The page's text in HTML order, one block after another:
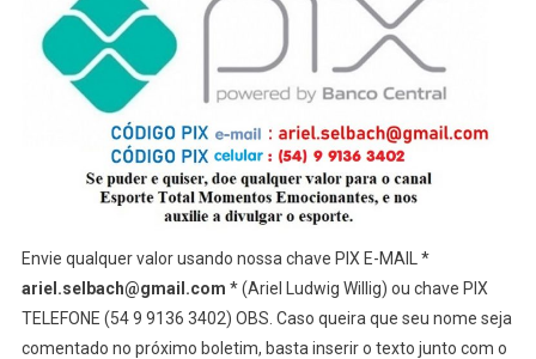
Envie qualquer valor usando nossa chave PIX E-MAIL *
ariel.selbach@gmail.com * (Ariel Ludwig Willig) ou chave PIX
TELEFONE (54 9 9136 3402) OBS. Caso queira que seu nome seja
comentado no próximo boletim, basta inserir o texto junto com o